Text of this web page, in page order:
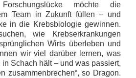
möchte die
Team in Zukunft füllen – und
in die Krebsbiologie gewinnen.
wie Krebserkrankungen
Wirts überleben und
wir viel darüber lernen, was
Schach hält – und was passiert,
zusammenbrechen“, so Dragon.